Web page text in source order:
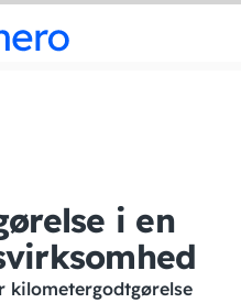
i en
kilometergodtgørelse